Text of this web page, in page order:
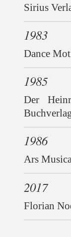
Sirius
1983
Dance
1985
Der
1986
Ars
2017
Florian